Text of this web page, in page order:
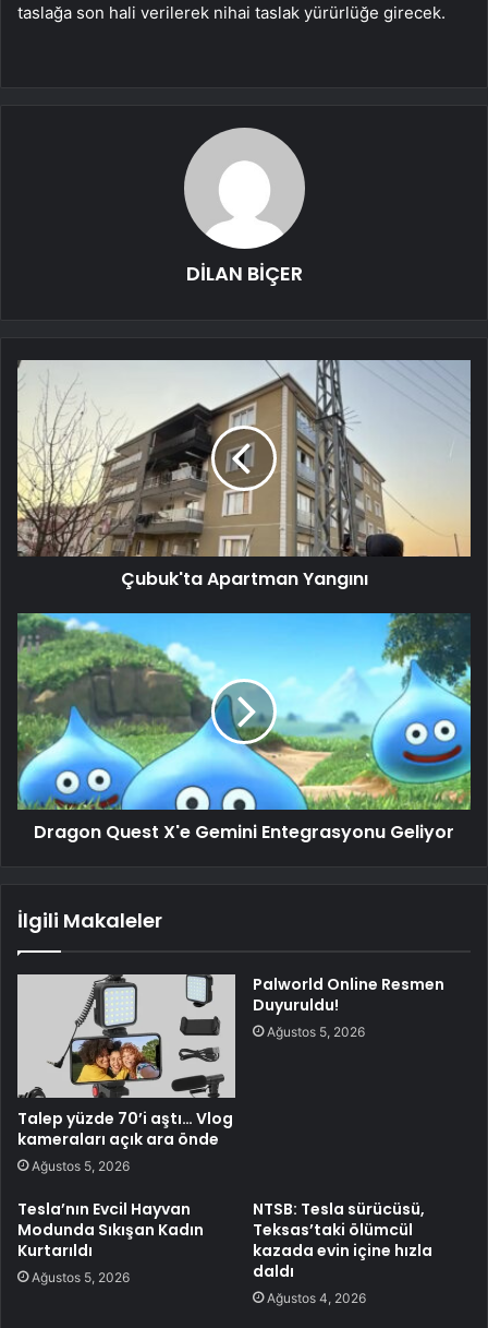
taslağa son hali verilerek nihai taslak yürürlüğe girecek.
DİLAN BİÇER
Çubuk'ta Apartman Yangını
Dragon Quest X'e Gemini Entegrasyonu Geliyor
İlgili Makaleler
Talep yüzde 70’i aştı… Vlog
kameraları açık ara önde
Ağustos 5, 2026
Palworld Online Resmen
Duyuruldu!
Ağustos 5, 2026
Tesla’nın Evcil Hayvan
Modunda Sıkışan Kadın
Kurtarıldı
Ağustos 5, 2026
NTSB: Tesla sürücüsü,
Teksas’taki ölümcül
kazada evin içine hızla
daldı
Ağustos 4, 2026